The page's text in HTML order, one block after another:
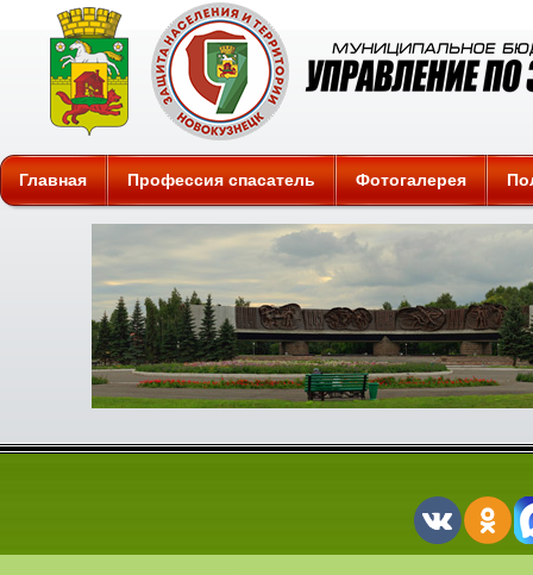
Защита
Главная Профессия спасатель Фотогалерея